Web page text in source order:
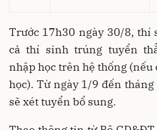
Trước 17h30 ngày 30/8, thí
cả thí sinh trúng tuyển
nhập học trên hệ thống (nếu
học). Từ ngày 1/9 đến
sẽ xét tuyển bổ sung.